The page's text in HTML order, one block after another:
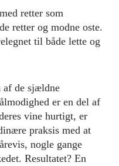
retter som
retter og modne oste.
til både lette og
af de sjældne
er en del af
vine hurtigt, er
praksis med at
nogle gange
Resultatet? En